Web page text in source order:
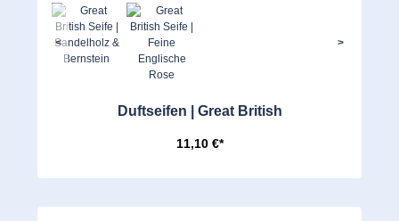
< >
Duftseifen | Great British
11,10 €*